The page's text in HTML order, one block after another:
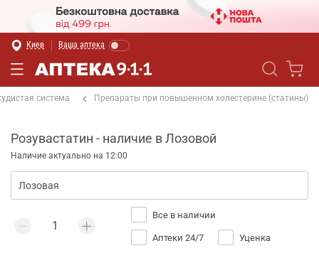
Киев Ваша аптека
система Препараты при повышенном холестерине (статины)
Розувастатин - наличие в Лозовой
Наличие актуально на 12:00
Все в наличии
Аптеки 24/7 Уценка